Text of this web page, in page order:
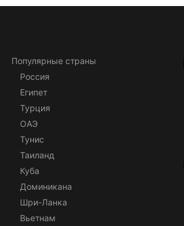
Популярные страны
Россия
Египет
Турция
ОАЭ
Тунис
Таиланд
Куба
Доминикана
Шри-Ланка
Вьетнам